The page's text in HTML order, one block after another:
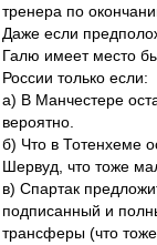
тренера по
Даже если
Галю имеет место
России только если:
а) В Манчестере
вероятно.
б) Что в Тотенхеме
Шервуд, что тоже
в) Спартак
подписанный и
трансферы (что